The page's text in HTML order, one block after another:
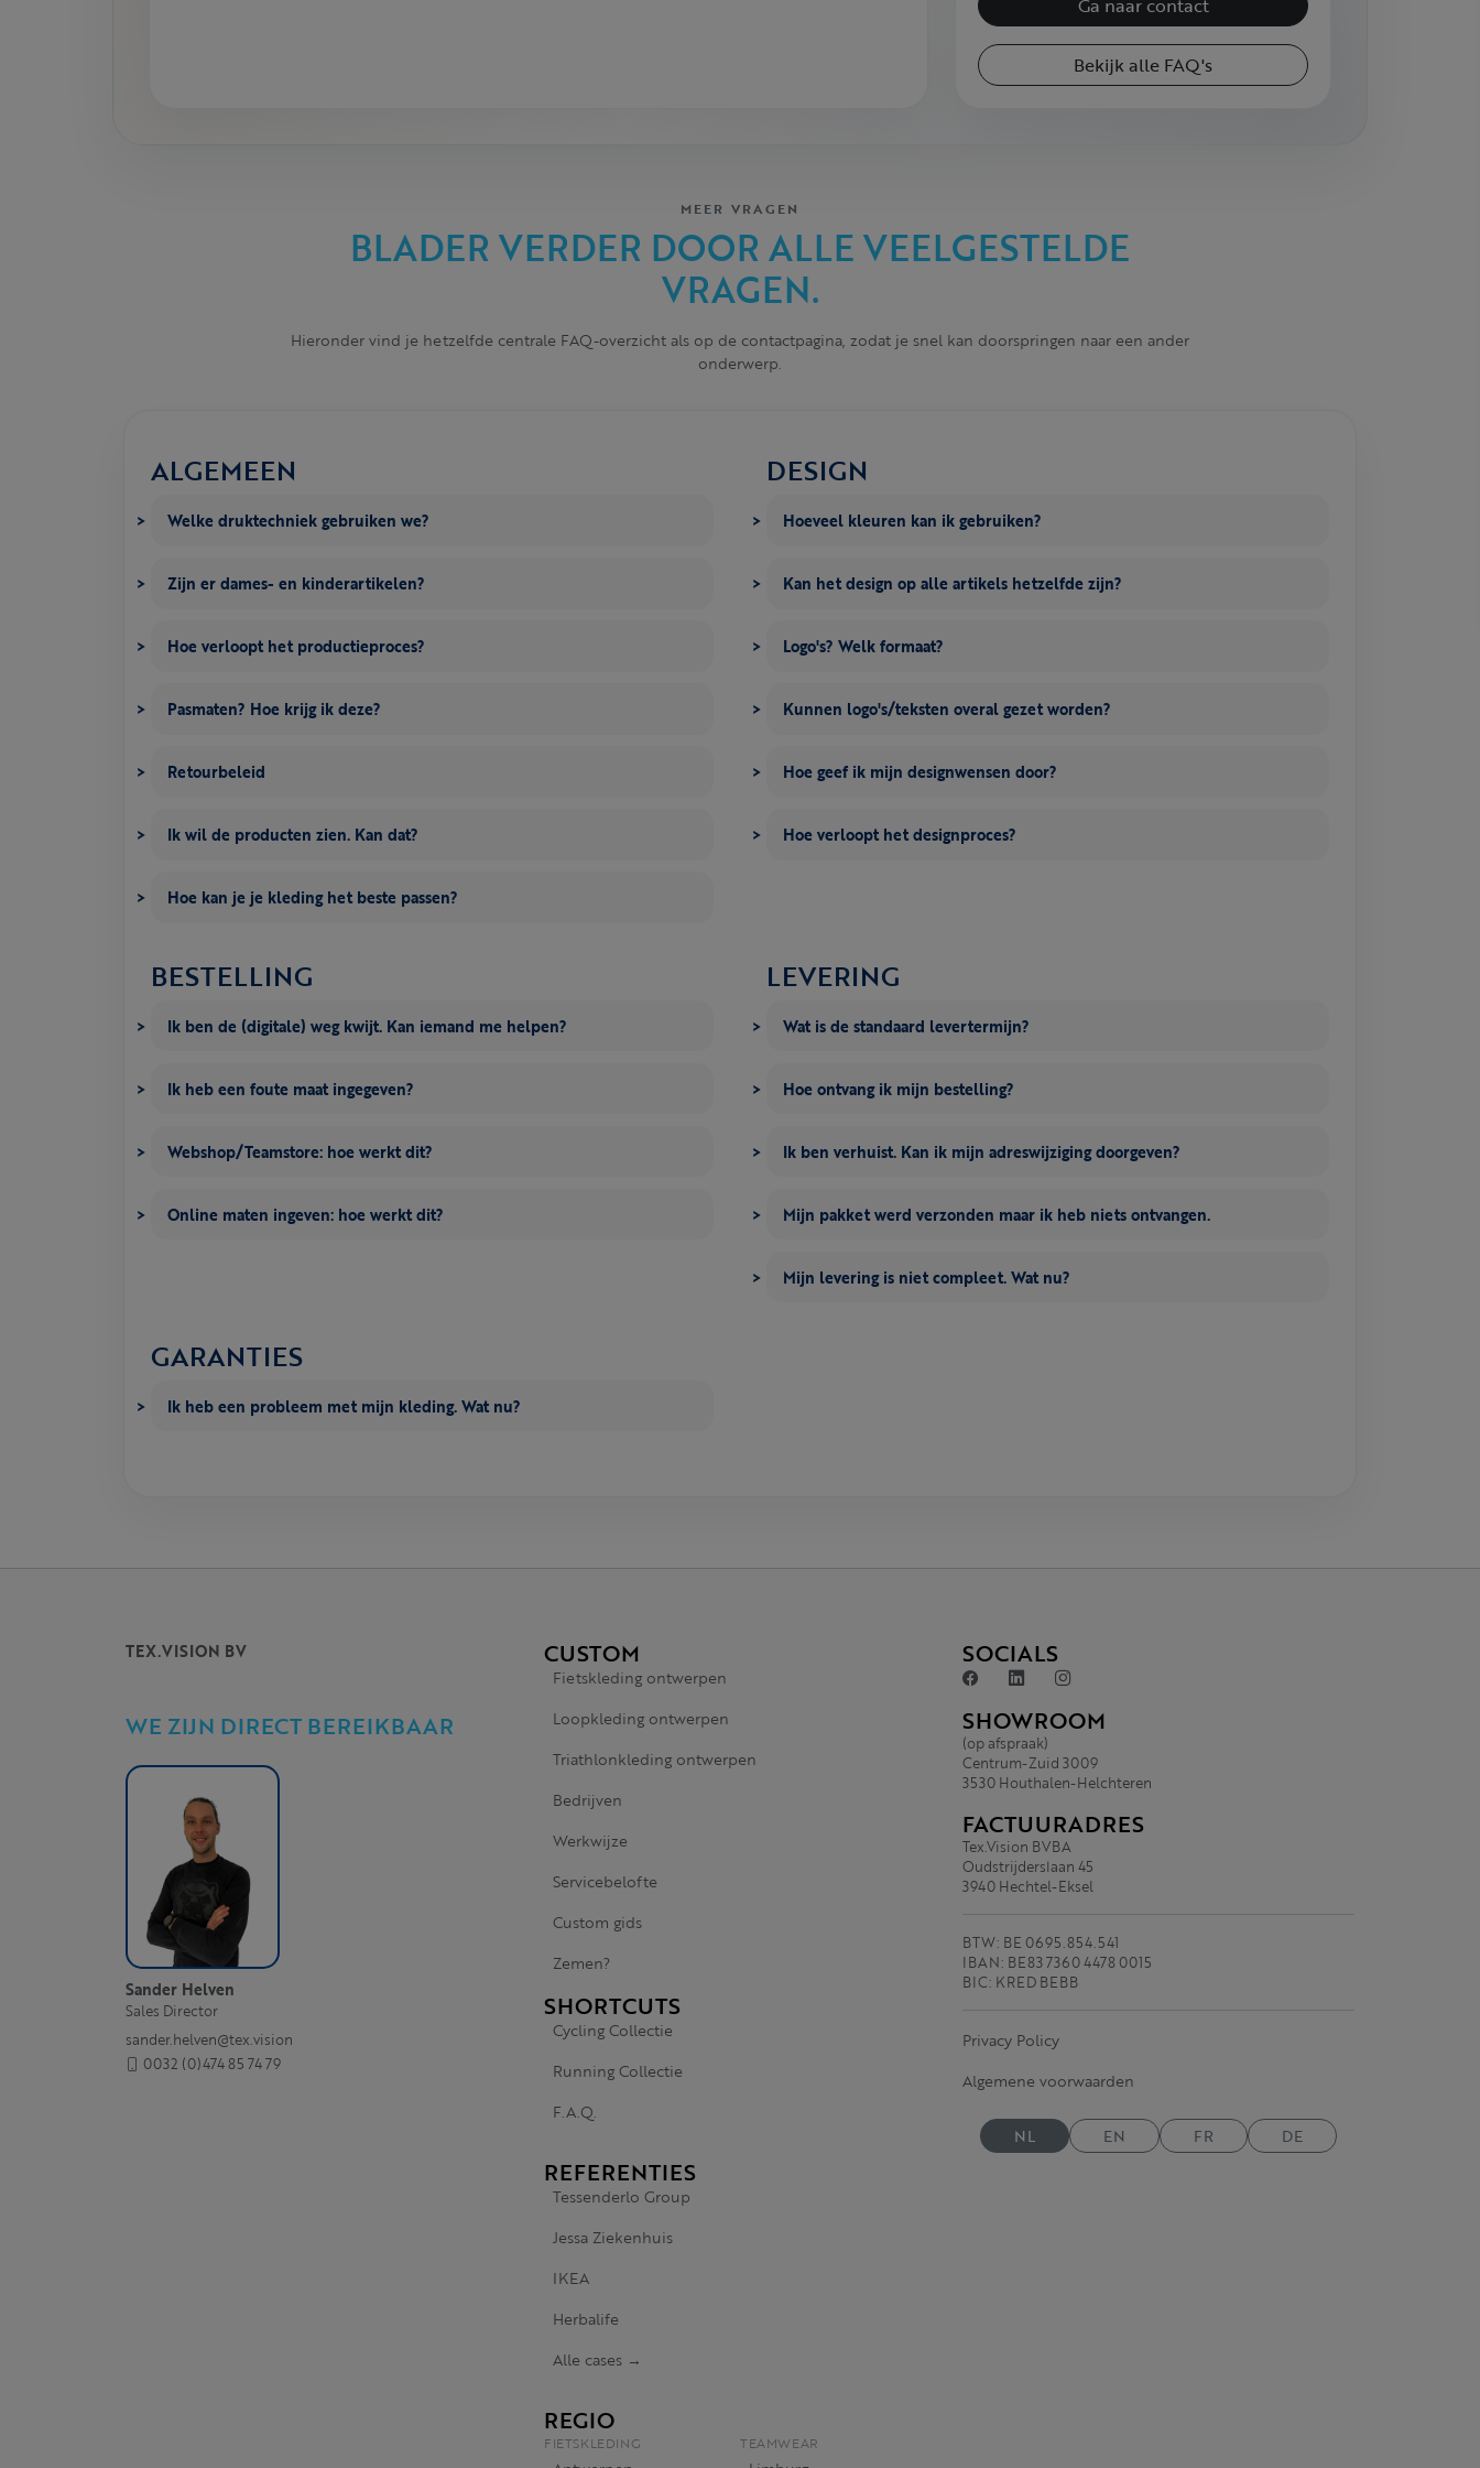
Ga naar contact
Bekijk alle FAQ's
MEER VRAGEN
BLADER VERDER DOOR ALLE VEELGESTELDE
VRAGEN.
Hieronder vind je hetzelfde centrale FAQ-overzicht als op de contactpagina, zodat je snel kan doorspringen naar een ander
onderwerp.
ALGEMEEN
Welke druktechniek gebruiken we?
Zijn er dames- en kinderartikelen?
Hoe verloopt het productieproces?
Pasmaten? Hoe krijg ik deze?
Retourbeleid
Ik wil de producten zien. Kan dat?
Hoe kan je je kleding het beste passen?
DESIGN
Hoeveel kleuren kan ik gebruiken?
Kan het design op alle artikels hetzelfde zijn?
Logo's? Welk formaat?
Kunnen logo's/teksten overal gezet worden?
Hoe geef ik mijn designwensen door?
Hoe verloopt het designproces?
BESTELLING
Ik ben de (digitale) weg kwijt. Kan iemand me helpen?
Ik heb een foute maat ingegeven?
Webshop/Teamstore: hoe werkt dit?
Online maten ingeven: hoe werkt dit?
LEVERING
Wat is de standaard levertermijn?
Hoe ontvang ik mijn bestelling?
Ik ben verhuist. Kan ik mijn adreswijziging doorgeven?
Mijn pakket werd verzonden maar ik heb niets ontvangen.
Mijn levering is niet compleet. Wat nu?
GARANTIES
Ik heb een probleem met mijn kleding. Wat nu?
TEX.VISION BV
WE ZIJN DIRECT BEREIKBAAR
Sander Helven
Sales Director
sander.helven@tex.vision
0032 (0)474 85 74 79
CUSTOM
Fietskleding ontwerpen
Loopkleding ontwerpen
Triathlonkleding ontwerpen
Bedrijven
Werkwijze
Servicebelofte
Custom gids
Zemen?
SHORTCUTS
Cycling Collectie
Running Collectie
F.A.Q.
REFERENTIES
Tessenderlo Group
Jessa Ziekenhuis
IKEA
Herbalife
Alle cases →
REGIO
FIETSKLEDING TEAMWEAR
SOCIALS
SHOWROOM
(op afspraak)
Centrum-Zuid 3009
3530 Houthalen-Helchteren
FACTUURADRES
Tex.Vision BVBA
Oudstrijderslaan 45
3940 Hechtel-Eksel
BTW: BE 0695.854.541
IBAN: BE83 7360 4478 0015
BIC: KRED BEBB
Privacy Policy
Algemene voorwaarden
NL EN FR DE